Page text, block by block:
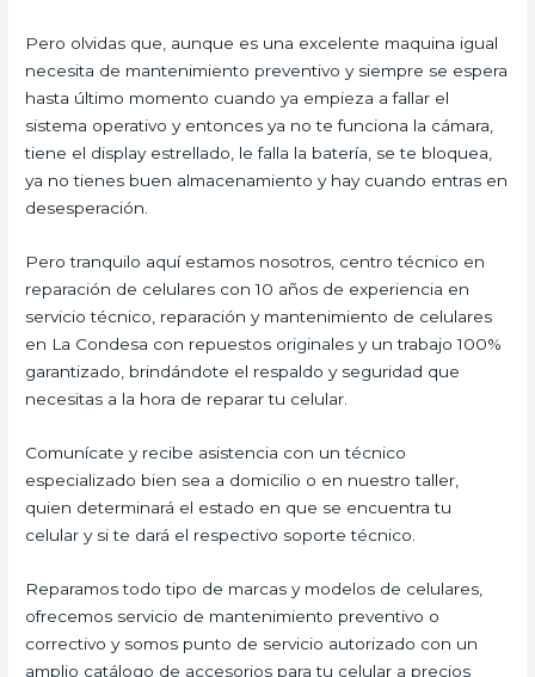
Pero olvidas que, aunque es una excelente maquina igual
necesita de mantenimiento preventivo y siempre se espera
hasta último momento cuando ya empieza a fallar el
sistema operativo y entonces ya no te funciona la cámara,
tiene el display estrellado, le falla la batería, se te bloquea,
ya no tienes buen almacenamiento y hay cuando entras en
desesperación.
Pero tranquilo aquí estamos nosotros, centro técnico en
reparación de celulares con 10 años de experiencia en
servicio técnico, reparación y mantenimiento de celulares
en La Condesa con repuestos originales y un trabajo 100%
garantizado, brindándote el respaldo y seguridad que
necesitas a la hora de reparar tu celular.
Comunícate y recibe asistencia con un técnico
especializado bien sea a domicilio o en nuestro taller,
quien determinará el estado en que se encuentra tu
celular y si te dará el respectivo soporte técnico.
Reparamos todo tipo de marcas y modelos de celulares,
ofrecemos servicio de mantenimiento preventivo o
correctivo y somos punto de servicio autorizado con un
amplio catálogo de accesorios para tu celular a precios